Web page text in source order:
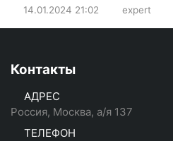
14.01.2024 21:02 expert
Контакты
АДРЕС
Россия, Москва, а/я 137
ТЕЛЕФОН